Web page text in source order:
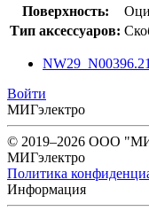
Поверхность:
Тип аксессуаров:
Войти
МИГэлектро
© 2019–2026 ООО
МИГэлектро
Политика
Информация